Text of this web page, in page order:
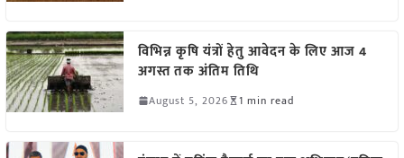
विभिन्न कृषि यंत्रों हेतु आवेदन के लिए आज 4
अगस्त तक अंतिम तिथि
August 5, 2026 1 min read